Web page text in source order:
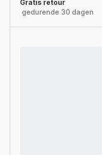
Gratis retour
gedurende 30 dagen